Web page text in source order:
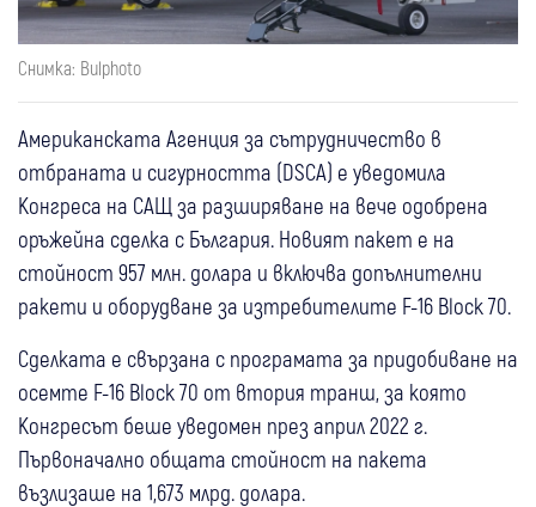
Снимка: Bulphoto
Американската Агенция за сътрудничество в
отбраната и сигурността (DSCA) е уведомила
Конгреса на САЩ за разширяване на вече одобрена
оръжейна сделка с България. Новият пакет е на
стойност 957 млн. долара и включва допълнителни
ракети и оборудване за изтребителите F-16 Block 70.
Сделката е свързана с програмата за придобиване на
осемте F-16 Block 70 от втория транш, за която
Конгресът беше уведомен през април 2022 г.
Първоначално общата стойност на пакета
възлизаше на 1,673 млрд. долара.